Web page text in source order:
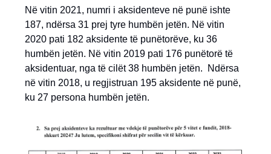
Në vitin 2021, numri i aksidenteve në punë ishte
187, ndërsa 31 prej tyre humbën jetën. Në vitin
2020 pati 182 aksidente të punëtorëve, ku 36
humbën jetën. Në vitin 2019 pati 176 punëtorë të
aksidentuar, nga të cilët 38 humbën jetën. Ndërsa
në vitin 2018, u regjistruan 195 aksidente në punë,
ku 27 persona humbën jetën.